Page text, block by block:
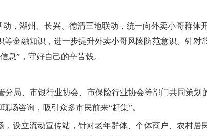
，湖州、长兴、德清三地联动，统一向外卖小哥群体
金融知识，进一步提升外卖小哥风险防范意识。针对
息”，守好自己的辛苦钱。
局、市银行业协会、市保险行业协会等部门共同策划
场咨询，吸引众多市民前来“赶集”。
设立流动宣传站，针对老年群体、个体商户、农村居